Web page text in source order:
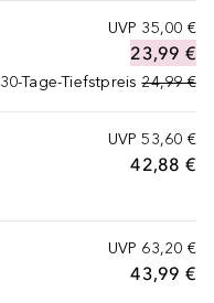
UVP 35,00 €
23,99 €
30-Tage-Tiefstpreis 24,99 €
UVP 53,60 €
42,88 €
UVP 63,20 €
43,99 €